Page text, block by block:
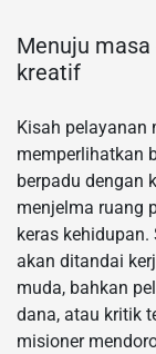
Menuju
kreatif
Kisah pelayanan
memperlihatkan
berpadu dengan
menjelma ruang
keras
akan ditandai
muda, bahkan
dana, atau kritik
misioner